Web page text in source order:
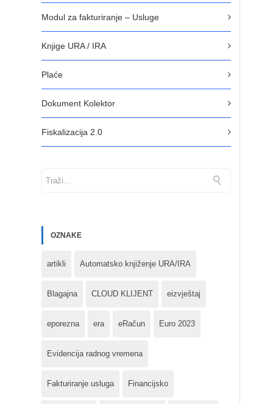
Modul za fakturiranje – Usluge
Knjige URA / IRA
Plaće
Dokument Kolektor
Fiskalizacija 2.0
OZNAKE
artikli Automatsko knjiženje URA/IRA
Blagajna CLOUD KLIJENT eizvještaj
eporezna era eRačun Euro 2023
Evidencija radnog vremena
Fakturiranje usluga Financijsko